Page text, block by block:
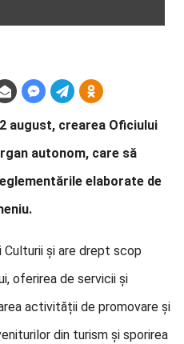
august, crearea Oficiului
autonom, care să
elaborate de
și are drept scop
oferirea de servicii și
activității de promovare și
din turism și sporirea